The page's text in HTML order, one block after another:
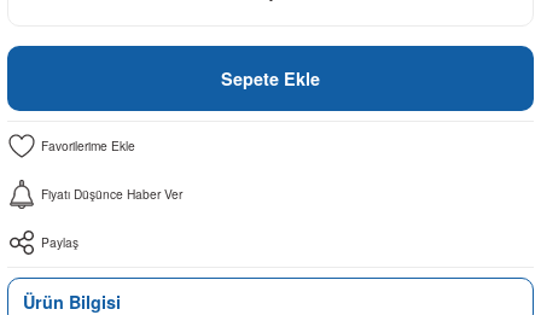
Sepete Ekle
Fiyatı Düşünce Haber Ver
Paylaş
Ürün Bilgisi